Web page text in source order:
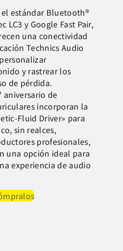
estándar Bluetooth®
LC3 y Google Fast Pair,
una conectividad
Technics Audio
y rastrear los
de pérdida.
aniversario de
incorporan la
Fluid Driver» para
sin realces,
profesionales,
una opción ideal para
experiencia de audio